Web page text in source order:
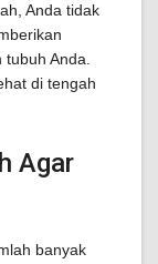
Anda tidak
Anda.
di tengah
Agar
banyak